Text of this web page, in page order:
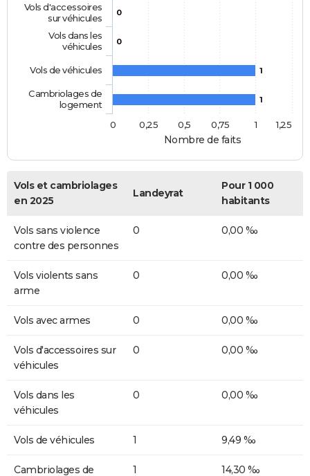
Nombre de faits
0
0
1
1
Vols d'accessoires
sur véhicules
Vols dans les
véhicules
Vols de véhicules
Cambriolages de
logement
0
1
0,25 0,5 0,75 1,25
Vols et cambriolages
en 2025
Landeyrat
Pour 1 000
habitants
Vols sans violence
contre des personnes
0 0,00 ‰
Vols violents sans
arme
0 0,00 ‰
Vols avec armes 0 0,00 ‰
Vols d'accessoires sur
véhicules
0 0,00 ‰
Vols dans les
véhicules
0 0,00 ‰
Vols de véhicules 1 9,49 ‰
Cambriolages de
1 14,30 ‰